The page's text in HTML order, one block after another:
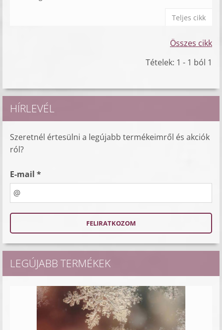
Teljes cikk
Összes cikk
Tételek: 1 - 1 ból 1
HÍRLEVÉL
Szeretnél értesülni a legújabb termékeimről és akciók
ról?
E-mail *
LEGÚJABB TERMÉKEK